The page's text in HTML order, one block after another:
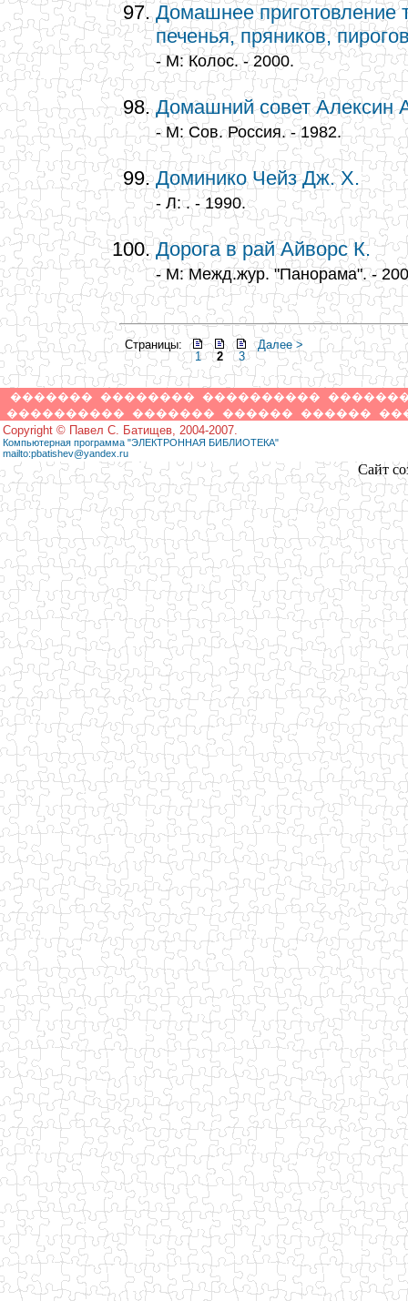
Домашнее приготовление
печенья, пряников,
- М: Колос. - 2000.
Домашний совет Алексин
- М: Сов. Россия. - 1982.
Доминико Чейз Дж. Х.
- Л: . - 1990.
Дорога в рай Айворс К.
- М: Межд.жур. "Панорама". -
Страницы:
1
2 3
Далее >
������� �������� ����������
���������� ������� ������ ������
Copyright © Павел С. Батищев, 2004-2007.
Компьютерная программа "ЭЛЕКТРОННАЯ БИБЛИОТЕКА"
mailto:pbatishev@yandex.ru
Сайт